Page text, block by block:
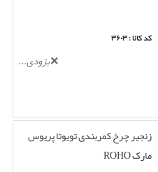
کد کالا : ۳۶۰۳
بزودی...
زنجیر چرخ کمربندی تویوتا پریوس
مارک ROHO